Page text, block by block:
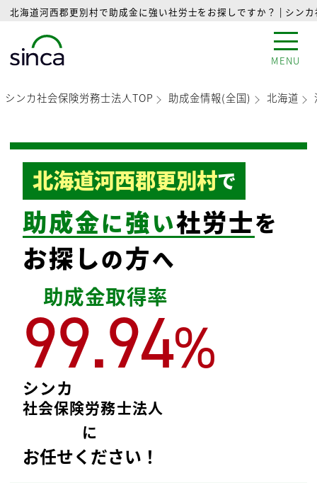
北海道河西郡更別村で助成金に強い社労士をお探しですか？ | シン
MENU
シンカ社会保険労務士法人TOP 助成金情報(全国) 北海道
北海道河西郡更別村で
助成金に強い社労士を
お探しの方へ
助成金取得率
99.94%
シンカ
社会保険労務士法人
に
お任せください！